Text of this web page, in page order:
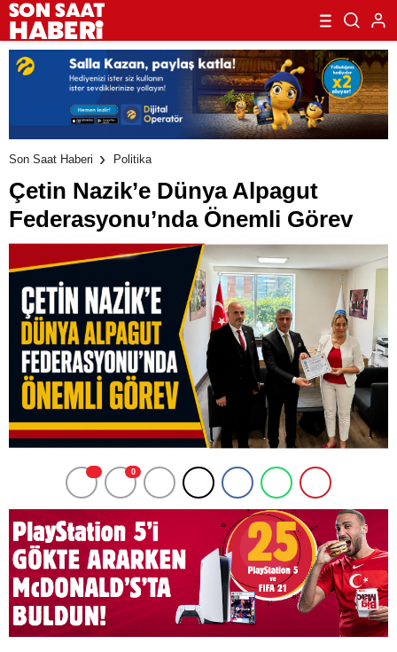
Son Saat Haberi Politika
Çetin Nazik’e Dünya Alpagut
Federasyonu’nda Önemli Görev
0